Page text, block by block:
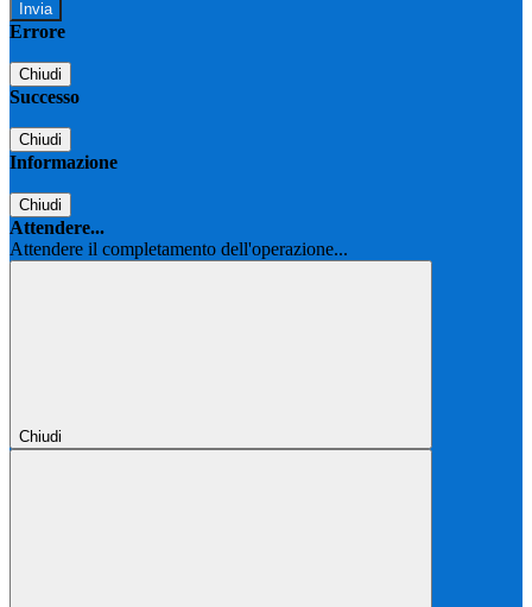
Errore
Chiudi
Successo
Chiudi
Informazione
Chiudi
Attendere...
Attendere il completamento dell'operazione...
Chiudi